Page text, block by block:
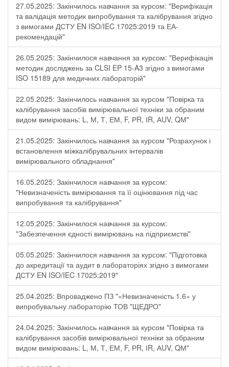
27.05.2025: Закінчилось навчання за курсом: "Верифікація
та валідація методик випробування та калібрування згідно
з вимогами ДСТУ EN ISO/IEC 17025:2019 та ЕА-
рекомендацій"
26.05.2025: Закінчилося навчання за курсом: "Верифікація
методик досліджень за CLSI EP 15-A3 згідно з вимогами
ISO 15189 для медичних лабораторій"
22.05.2025: Закінчилось навчання за курсом "Повірка та
калібрування засобів вимірювальної техніки за обраним
видом вимірювань: L, М, Т, ЕМ, F, РR, ІR, АUV, QМ"
21.05.2025: Закінчилось навчання за курсом "Розрахунок і
встановлення міжкалібрувальних інтервалів
вимірювального обладнання"
16.05.2025: Закінчилося навчання за курсом:
"Невизначеність вимірювання та її оцінювання під час
випробування та калібрування"
12.05.2025: Закінчилося навчання за курсом:
"Забезпечення єдності вимірювань на підприємстві"
05.05.2025: Закінчилося навчання за курсом: "Підготовка
до акредитації та аудит в лабораторіях згідно з вимогами
ДСТУ EN ISO/IEC 17025:2019"
25.04.2025: Впроваджено ПЗ "«Невизначеність 1.6» у
випробувальну лабораторію ТОВ "ЩЕДРО"
24.04.2025: Закінчилось навчання за курсом "Повірка та
калібрування засобів вимірювальної техніки за обраним
видом вимірювань: L, М, Т, ЕМ, F, РR, ІR, АUV, QМ"